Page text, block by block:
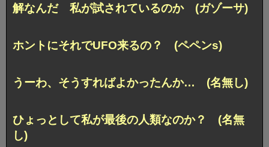
解なんだ 私が試されているのか (ガゾーサ)
ホントにそれでUFO来るの？ (ペペンs)
うーわ、そうすればよかったんか… (名無し)
ひょっとして私が最後の人類なのか？ (名無
し)